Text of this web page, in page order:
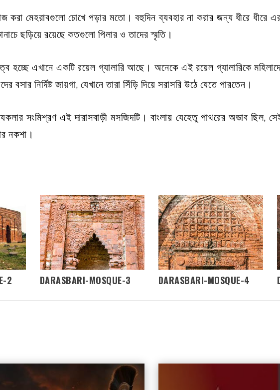
করা মেহরাবগুলো চোখে পড়ার মতো। বহুদিন ব্যবহার না করার জন্য ধীরে ধীরে এর
ছড়িয়ে রয়েছে কতগুলো পিলার ও তাদের স্মৃতি।
হচ্ছে এখানে একটি রয়েল গ্যালারি আছে। অনেকে এই রয়েল গ্যালারিকে
নির্দিষ্ট জায়গা, যেখানে তারা সিঁড়ি দিয়ে সরাসরি উঠে যেতে পারতেন।
সংমিশ্রণ এই দারাসবাড়ী মসজিদটি। বাংলায় যেহেতু পাথরের অভাব ছিল,
নকশা।
2 DARASBARI-MOSQUE-3 DARASBARI-MOSQUE-4